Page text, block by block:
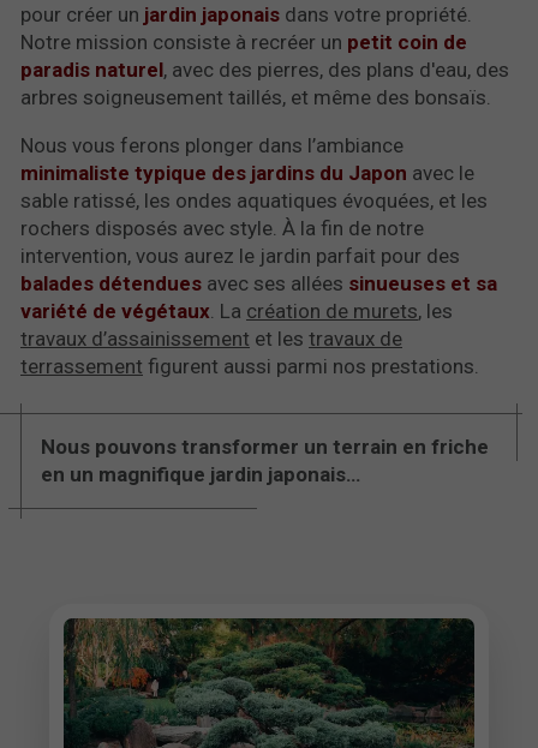
pour créer un jardin japonais dans votre propriété.
Notre mission consiste à recréer un petit coin de
paradis naturel, avec des pierres, des plans d'eau, des
arbres soigneusement taillés, et même des bonsaïs.
Nous vous ferons plonger dans l’ambiance
minimaliste typique des jardins du Japon avec le
sable ratissé, les ondes aquatiques évoquées, et les
rochers disposés avec style. À la fin de notre
intervention, vous aurez le jardin parfait pour des
balades détendues avec ses allées sinueuses et sa
variété de végétaux . La création de murets, les
travaux d’assainissement et les travaux de
terrassement figurent aussi parmi nos prestations.
Nous pouvons transformer un terrain en friche
en un magnifique jardin japonais…